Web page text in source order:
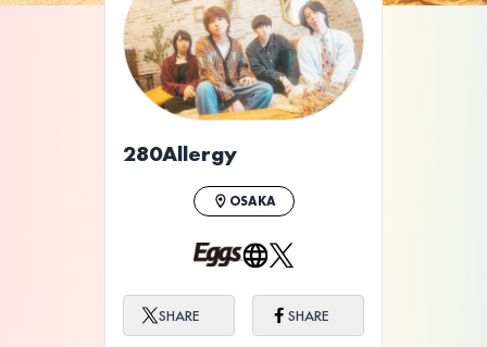
ライブ体験をもっと楽しく、もっと便利
に。
280Allergy
OSAKA
SHARE SHARE